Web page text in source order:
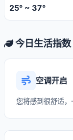
25° ~ 37°
今日生活指数
空调开启
您将感到很舒适，